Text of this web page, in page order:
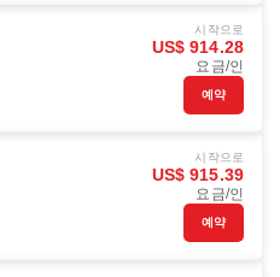
시작으로
US$ 914.28
요금/인
예약
시작으로
US$ 915.39
요금/인
예약